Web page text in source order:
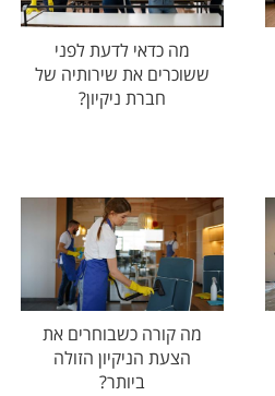
מה כדאי לדעת לפני
ששוכרים את שירותיה של
חברת ניקיון?
מה קורה כשבוחרים את
הצעת הניקיון הזולה
ביותר?